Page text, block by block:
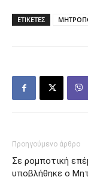
ΕΤΙΚΕΤΕΣ
Προηγούμενο άρθρο
Σε ρομποτική
υποβλήθηκε ο